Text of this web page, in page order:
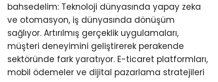
bahsedelim: Teknoloji dünyasında yapay zeka
ve otomasyon, iş dünyasında dönüşüm
sağlıyor. Artırılmış gerçeklik uygulamaları,
müşteri deneyimini geliştirerek perakende
sektöründe fark yaratıyor. E-ticaret platformları,
mobil ödemeler ve dijital pazarlama stratejileri